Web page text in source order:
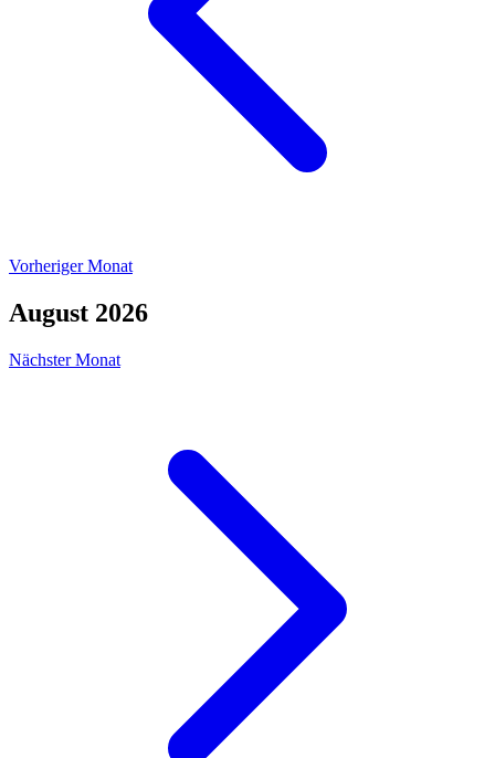
Vorheriger Monat
August 2026
Nächster Monat